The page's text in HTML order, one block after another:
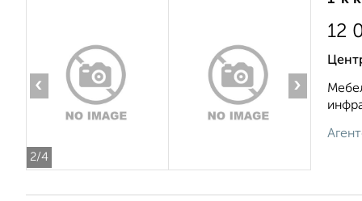
2/4
‹ ›
12